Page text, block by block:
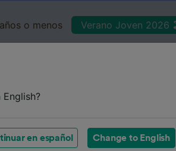
o menos Verano Joven 2026
Preguntas frecuentes Billetes
en español Change to English